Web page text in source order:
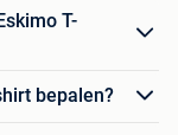
T-
bepalen?